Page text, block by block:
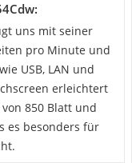
uns mit seiner
pro Minute und
USB, LAN und
erleichtert
850 Blatt und
es besonders für